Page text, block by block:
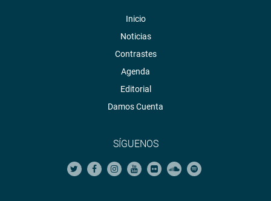
Inicio
Noticias
Contrastes
Agenda
Editorial
Damos Cuenta
SÍGUENOS